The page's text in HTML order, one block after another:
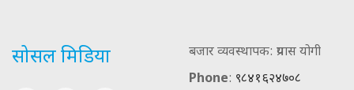
सोसल मिडिया
बजार व्यवस्थापक: प्रयास योगी
Phone: ९८४१६२४७०८